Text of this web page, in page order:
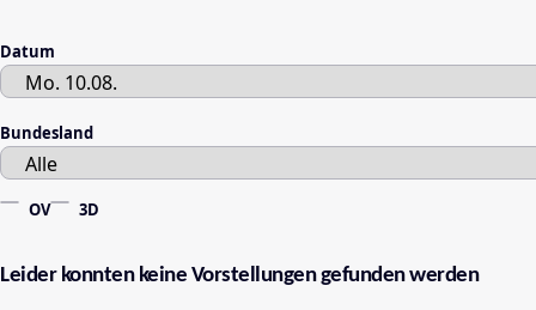
Datum
Bundesland
OV 3D
Leider konnten keine Vorstellungen gefunden werden